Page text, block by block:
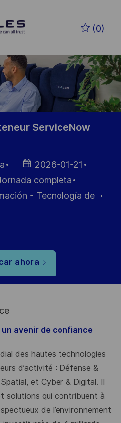
(0)
ServiceNow
Fecha de
publicación
2026-01-21
completa
- Tecnología de
ahora
avenir de confiance
des hautes technologies
d’activité : Défense &
et Cyber & Digital. Il
solutions qui contribuent à
de l’environnement